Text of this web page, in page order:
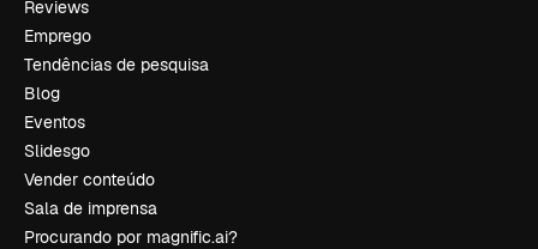
Reviews
Emprego
Tendências de pesquisa
Blog
Eventos
Slidesgo
Vender conteúdo
Sala de imprensa
Procurando por magnific.ai?